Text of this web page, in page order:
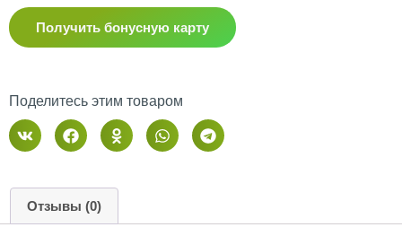
Получить бонусную карту
Поделитесь этим товаром
Отзывы (0)